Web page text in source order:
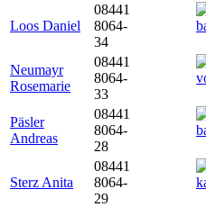
Loos Daniel
08441
8064-
34
Neumayr
Rosemarie
08441
8064-
33
Päsler
Andreas
08441
8064-
28
Sterz Anita
08441
8064-
29